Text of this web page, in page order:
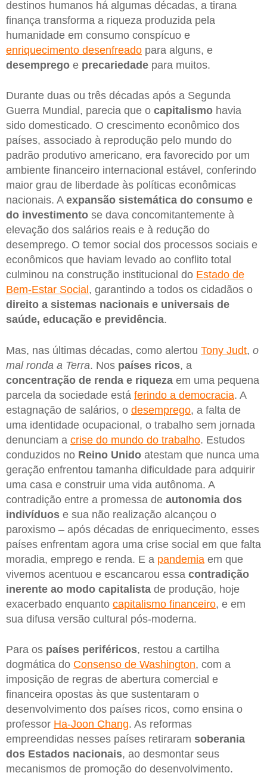
destinos humanos há algumas décadas, a tirana
finança transforma a riqueza produzida pela
humanidade em consumo conspícuo e
enriquecimento desenfreado para alguns, e
desemprego e precariedade para muitos.
Durante duas ou três décadas após a Segunda
Guerra Mundial, parecia que o capitalismo havia
sido domesticado. O crescimento econômico dos
países, associado à reprodução pelo mundo do
padrão produtivo americano, era favorecido por um
ambiente financeiro internacional estável, conferindo
maior grau de liberdade às políticas econômicas
nacionais. A expansão sistemática do consumo e
do investimento se dava concomitantemente à
elevação dos salários reais e à redução do
desemprego. O temor social dos processos sociais e
econômicos que haviam levado ao conflito total
culminou na construção institucional do Estado de
Bem-Estar Social , garantindo a todos os cidadãos o
direito a sistemas nacionais e universais de
saúde, educação e previdência.
Mas, nas últimas décadas, como alertou Tony Judt, o
mal ronda a Terra. Nos países ricos, a
concentração de renda e riqueza em uma pequena
parcela da sociedade está ferindo a democracia. A
estagnação de salários, o desemprego, a falta de
uma identidade ocupacional, o trabalho sem jornada
denunciam a crise do mundo do trabalho. Estudos
conduzidos no Reino Unido atestam que nunca uma
geração enfrentou tamanha dificuldade para adquirir
uma casa e construir uma vida autônoma. A
contradição entre a promessa de autonomia dos
indivíduos e sua não realização alcançou o
paroxismo – após décadas de enriquecimento, esses
países enfrentam agora uma crise social em que falta
moradia, emprego e renda. E a pandemia em que
vivemos acentuou e escancarou essa contradição
inerente ao modo capitalista de produção, hoje
exacerbado enquanto capitalismo financeiro, e em
sua difusa versão cultural pós-moderna.
Para os países periféricos, restou a cartilha
dogmática do Consenso de Washington, com a
imposição de regras de abertura comercial e
financeira opostas às que sustentaram o
desenvolvimento dos países ricos, como ensina o
professor Ha-Joon Chang. As reformas
empreendidas nesses países retiraram soberania
dos Estados nacionais, ao desmontar seus
mecanismos de promoção do desenvolvimento.